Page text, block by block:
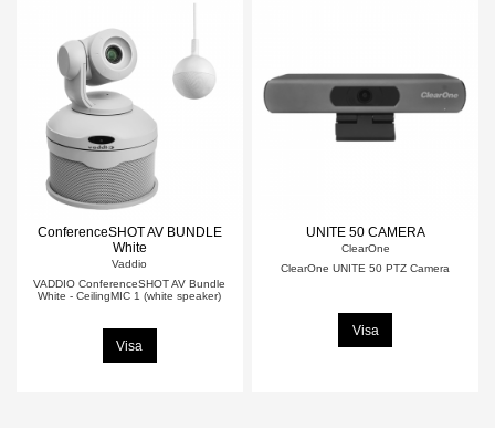
ConferenceSHOT AV BUNDLE
White
Vaddio
VADDIO ConferenceSHOT AV Bundle
White - CeilingMIC 1 (white speaker)
Visa
UNITE 50 CAMERA
ClearOne
ClearOne UNITE 50 PTZ Camera
Visa